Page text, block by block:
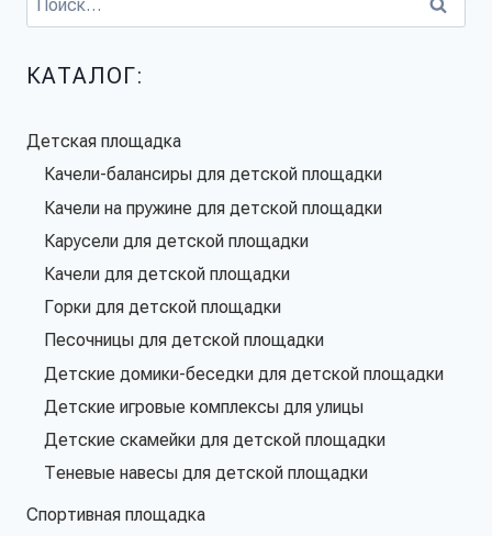
КАТАЛОГ:
Детская площадка
Качели-балансиры для детской площадки
Качели на пружине для детской площадки
Карусели для детской площадки
Качели для детской площадки
Горки для детской площадки
Песочницы для детской площадки
Детские домики-беседки для детской площадки
Детские игровые комплексы для улицы
Детские скамейки для детской площадки
Теневые навесы для детской площадки
Спортивная площадка